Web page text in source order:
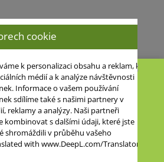
cookie
k personalizaci obsahu a reklam, k
médií a k analýze návštěvnosti
Informace o vašem používání
sdílíme také s našimi partnery v
reklamy a analýzy. Naši partneři
s dalšími údaji, které jste
shromáždili v průběhu vašeho
with www.DeepL.com/Translator